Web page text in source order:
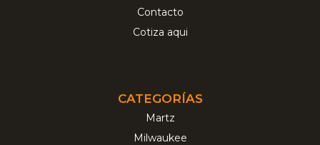
Contacto
Cotiza aqui
CATEGORÍAS
Martz
Milwaukee